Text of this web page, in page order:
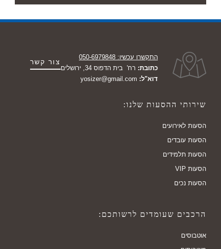
התקשרו עכשיו: 050-6979848
כתובת: רח' בית הדפוס 34, ירושלים
דוא"ל: yosizer@gmail.com
צור קשר
שירותי ההסעות שלנו:
הסעות לאירועים
הסעות עובדים
הסעות תלמידים
הסעות VIP
הסעות נכים
הרכבים שעומדים לרשותכם:
אוטבוסים